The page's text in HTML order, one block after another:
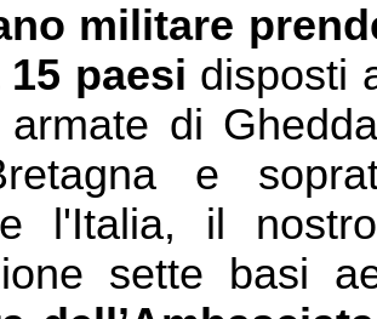
militare
paesi disposti
armate di
e
l'Italia, il
sette basi